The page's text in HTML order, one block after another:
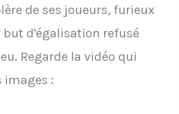
de ses joueurs, furieux
but d'égalisation refusé
Regarde la vidéo qui
images :